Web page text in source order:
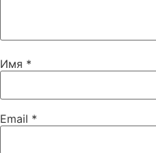
Имя *
Email *